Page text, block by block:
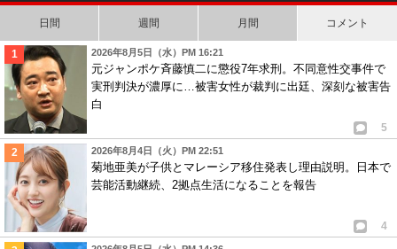
日間 週間 月間 コメント
2026年8月5日（水）PM 16:21
元ジャンポケ斉藤慎二に懲役7年求刑。不同意性交事件で
実刑判決が濃厚に…被害女性が裁判に出廷、深刻な被害告
白
5
2026年8月4日（火）PM 22:51
菊地亜美が子供とマレーシア移住発表し理由説明。日本で
芸能活動継続、2拠点生活になることを報告
4